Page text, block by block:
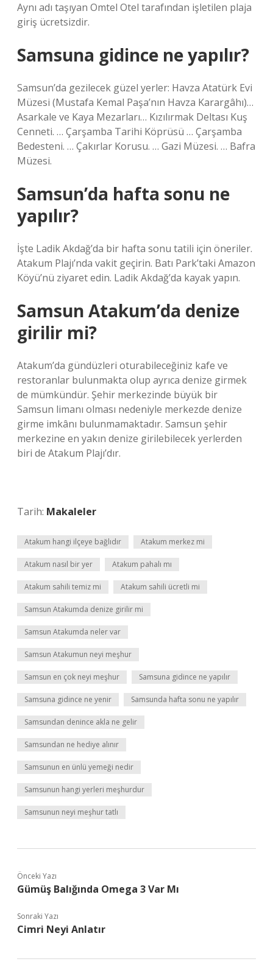
Aynı adı taşıyan Omtel Otel tarafından işletilen plaja
giriş ücretsizdir.
Samsuna gidince ne yapılır?
Samsun’da gezilecek güzel yerler: Havza Atatürk Evi
Müzesi (Mustafa Kemal Paşa’nın Havza Karargâhı)…
Asarkale ve Kaya Mezarları… Kızılırmak Deltası Kuş
Cenneti. … Çarşamba Tarihi Köprüsü … Çarşamba
Bedesteni. … Çakırlar Korusu. … Gazi Müzesi. … Bafra
Müzesi.
Samsun’da hafta sonu ne
yapılır?
İşte Ladik Akdağ’da bir hafta sonu tatili için öneriler.
Atakum Plajı’nda vakit geçirin. Batı Park’taki Amazon
Köyü’nü ziyaret edin. Ladik Akdağ’da kayak yapın.
Samsun Atakum’da denize
girilir mi?
Atakum’da gündüzleri oturabileceğiniz kafe ve
restoranlar bulunmakta olup ayrıca denize girmek
de mümkündür. Şehir merkezinde büyük bir
Samsun limanı olması nedeniyle merkezde denize
girme imkânı bulunmamaktadır. Samsun şehir
merkezine en yakın denize girilebilecek yerlerden
biri de Atakum Plajı’dır.
Tarih: Makaleler
Atakum hangi ilçeye bağlıdır Atakum merkez mi
Atakum nasıl bir yer Atakum pahalı mı
Atakum sahili temiz mi Atakum sahili ücretli mi
Samsun Atakumda denize girilir mi
Samsun Atakumda neler var
Samsun Atakumun neyi meşhur
Samsun en çok neyi meşhur Samsuna gidince ne yapılır
Samsuna gidince ne yenir Samsunda hafta sonu ne yapılır
Samsundan denince akla ne gelir
Samsundan ne hediye alınır
Samsunun en ünlü yemeği nedir
Samsunun hangi yerleri meşhurdur
Samsunun neyi meşhur tatlı
Önceki Yazı
Gümüş Balığında Omega 3 Var Mı
Sonraki Yazı
Cimri Neyi Anlatır